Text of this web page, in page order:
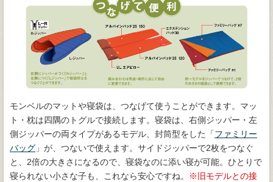
モンベルのマットや寝袋は、つなげて使うことができます。マッ
ト・枕は四隅のトグルで接続します。寝袋は、右側ジッパー・左
側ジッパーの両タイプがあるモデル、封筒型をした「ファミリー
バッグ 」が、つないで使えます。サイドジッパーで2枚をつなぐ
と、2倍の大きさになるので、寝袋なのに添い寝が可能。ひとりで
寝られない小さな子も、これなら安心ですね。
旧モデルとの接